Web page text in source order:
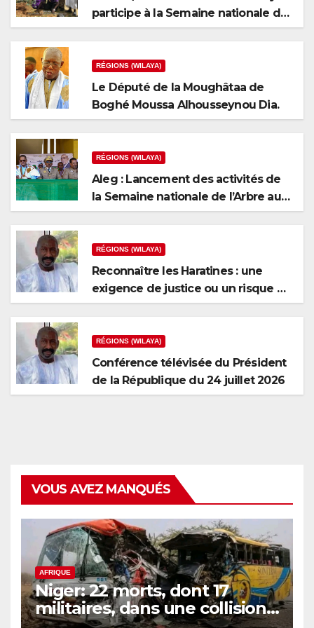
participe à la Semaine nationale de
l’arbre
RÉGIONS (WILAYA)
Le Député de la Moughâtaa de
Boghé Moussa Alhousseynou Dia.
RÉGIONS (WILAYA)
Aleg : Lancement des activités de
la Semaine nationale de l’Arbre au
niveau de la wilaya du Brakna
RÉGIONS (WILAYA)
Reconnaître les Haratines : une
exigence de justice ou un risque de
fragmentation nationale ?
RÉGIONS (WILAYA)
Conférence télévisée du Président
de la République du 24 juillet 2026
VOUS AVEZ MANQUÉS
AFRIQUE
Niger: 22 morts, dont 17
militaires, dans une collision